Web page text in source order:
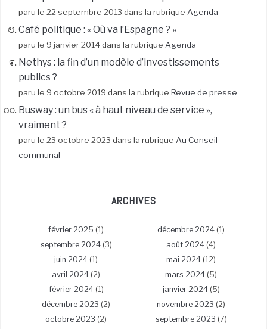
paru le 22 septembre 2013 dans la rubrique Agenda
Café politique : « Où va l’Espagne ? »
paru le 9 janvier 2014 dans la rubrique Agenda
Nethys : la fin d’un modèle d’investissements
publics ?
paru le 9 octobre 2019 dans la rubrique Revue de presse
Busway : un bus « à haut niveau de service »,
vraiment ?
paru le 23 octobre 2023 dans la rubrique Au Conseil
communal
ARCHIVES
février 2025 (1) décembre 2024 (1)
septembre 2024(3) août 2024 (4)
juin 2024 (1) mai 2024 (12)
avril 2024 (2) mars 2024 (5)
février 2024(1) janvier 2024(5)
décembre 2023 (2) novembre 2023 (2)
octobre 2023 (2) septembre 2023 (7)